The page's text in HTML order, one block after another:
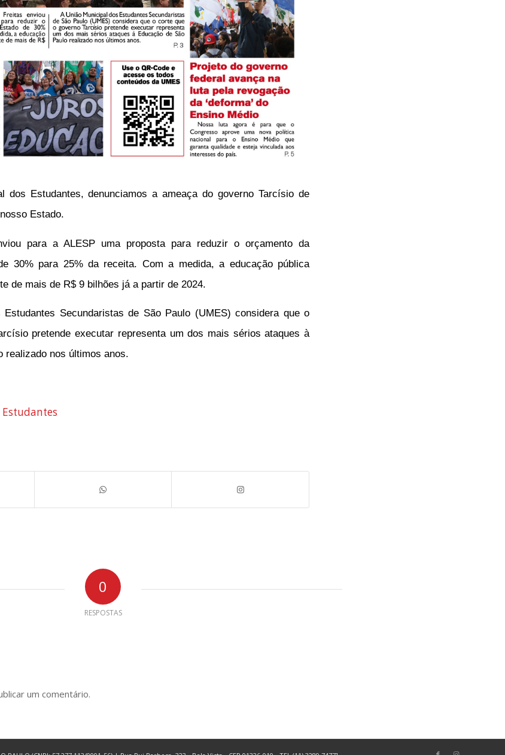
dos Estudantes, denunciamos a ameaça do governo Tarcísio de
Estado.
para a ALESP uma proposta para reduzir o orçamento da
30% para 25% da receita. Com a medida, a educação pública
de mais de R$ 9 bilhões já a partir de 2024.
Secundaristas de São Paulo (UMES) considera que o
pretende executar representa um dos mais sérios ataques à
realizado nos últimos anos.
Estudantes
0
RESPOSTAS
um comentário.